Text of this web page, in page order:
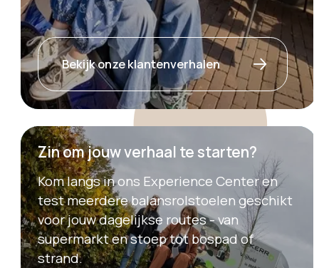
Bekijk onze klantenverhalen
Zin om jouw verhaal te starten?
Kom langs in ons Experience Center en
test meerdere balansrolstoelen geschikt
voor jouw dagelijkse routes - van
supermarkt en stoep tot bospad of
strand.